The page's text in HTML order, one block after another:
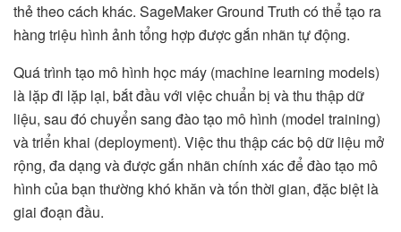
thẻ theo cách khác. SageMaker Ground Truth có thể tạo ra
hàng triệu hình ảnh tổng hợp được gắn nhãn tự động.
Quá trình tạo mô hình học máy (machine learning models)
là lặp đi lặp lại, bắt đầu với việc chuẩn bị và thu thập dữ
liệu, sau đó chuyển sang đào tạo mô hình (model training)
và triển khai (deployment). Việc thu thập các bộ dữ liệu mở
rộng, đa dạng và được gắn nhãn chính xác để đào tạo mô
hình của bạn thường khó khăn và tốn thời gian, đặc biệt là
giai đoạn đầu.